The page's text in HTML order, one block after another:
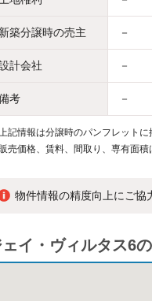
新築分譲時の売主 －
計会社 －
考 －
上記情報は分譲時のパンフレット
売価格、賃料、間取り、専有面積
物件情報の精度向上にご協
ェイ・ヴィルタス6